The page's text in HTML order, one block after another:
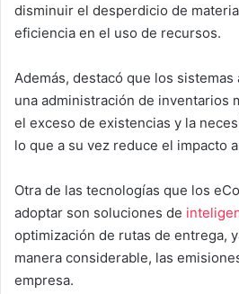
disminuir el desperdicio de
eficiencia en el uso de recursos.
Además, destacó que los
una administración de inventarios
el exceso de existencias y la
lo que a su vez reduce el impacto
Otra de las tecnologías que los
adoptar son soluciones de
optimización de rutas de entrega,
manera considerable, las
empresa.